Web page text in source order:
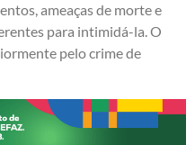
ameaças de morte e
para intimidá-la. O
pelo crime de